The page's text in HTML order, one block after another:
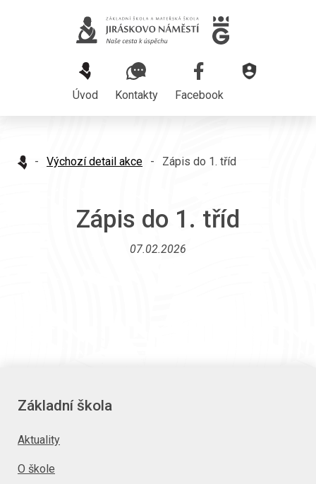
Úvod Kontakty Facebook
- Výchozí detail akce - Zápis do 1. tříd
Zápis do 1. tříd
07.02.2026
Základní škola
Aktuality
O škole